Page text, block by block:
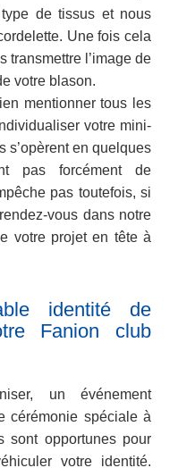
de tissus et nous
Une fois cela
transmettre l’image de
votre blason.
mentionner tous les
votre mini-
s’opèrent en quelques
pas forcément de
pas toutefois, si
vous dans notre
votre projet en tête à
identité de
Fanion club
un événement
cérémonie spéciale à
sont opportunes pour
votre identité.